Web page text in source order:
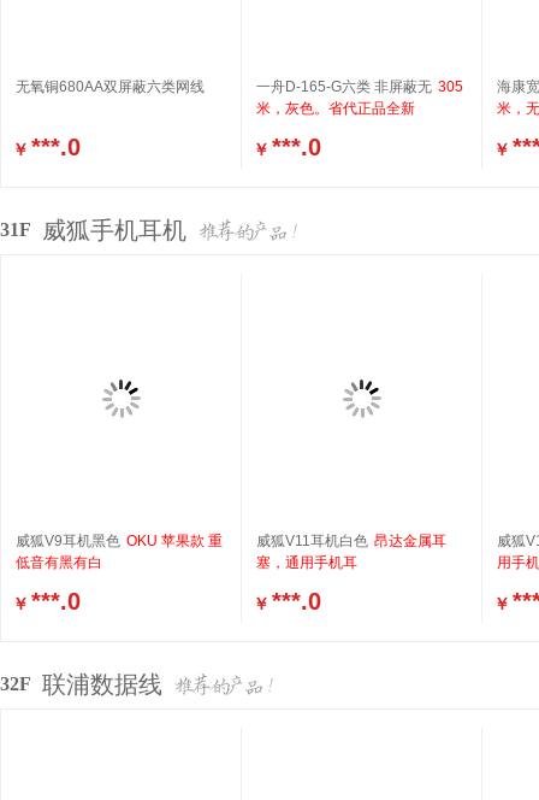
无氧铜680AA双屏蔽六类网线
￥ ***.0
一舟D-165-G六类 非屏蔽无 305
米，灰色。省代正品全新
￥ ***.0
海康
米，
￥
31F 威狐手机耳机
威狐V9耳机黑色 OKU 苹果款 重
低音有黑有白
￥ ***.0
威狐V11耳机白色 昂达金属耳
塞，通用手机耳
￥ ***.0
威狐
用手
￥
32F 联浦数据线